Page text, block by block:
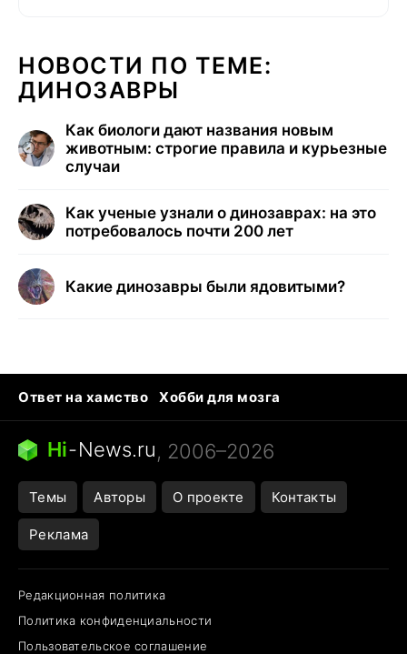
НОВОСТИ ПО ТЕМЕ:
ДИНОЗАВРЫ
Как биологи дают названия новым
животным: строгие правила и курьезные
случаи
Как ученые узнали о динозаврах: на это
потребовалось почти 200 лет
Какие динозавры были ядовитыми?
Ответ на хамство
Хобби для мозга
Бензин 100 и 95
Тунцы в океанариуме
Следующая пандемия
Hi-News.ru, 2006–2026
Темы Авторы О проекте Контакты
Реклама
Редакционная политика
Политика конфиденциальности
Пользовательское соглашение